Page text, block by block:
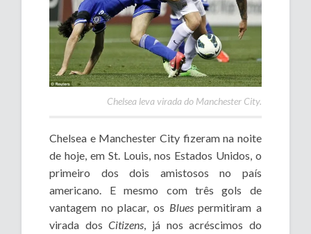
Chelsea leva virada do Manchester City.
Chelsea e Manchester City fizeram na noite
de hoje, em St. Louis, nos Estados Unidos, o
primeiro dos dois amistosos no país
americano. E mesmo com três gols de
vantagem no placar, os Bluespermitiram a
virada dosCitizens, já nos acréscimos do